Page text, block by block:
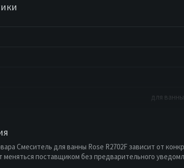
для
Смеситель для ванны Rose R2702F зависит от
меняться поставщиком без предварительного